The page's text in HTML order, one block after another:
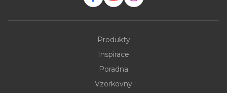
Produkty
Inspirace
Poradna
Vzorkovny